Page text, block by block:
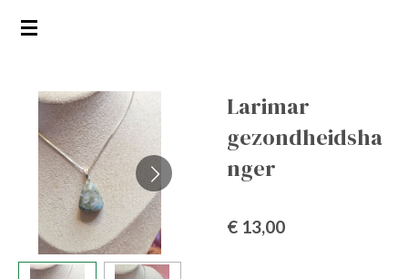
Ga
hoofdinhoud
Larimar
gezondheidsha
nger
€ 13,00